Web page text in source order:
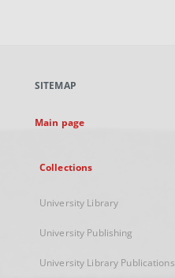
new
SITEMAP
Main page
Collections
University Library
University Publishing
University Library Publications